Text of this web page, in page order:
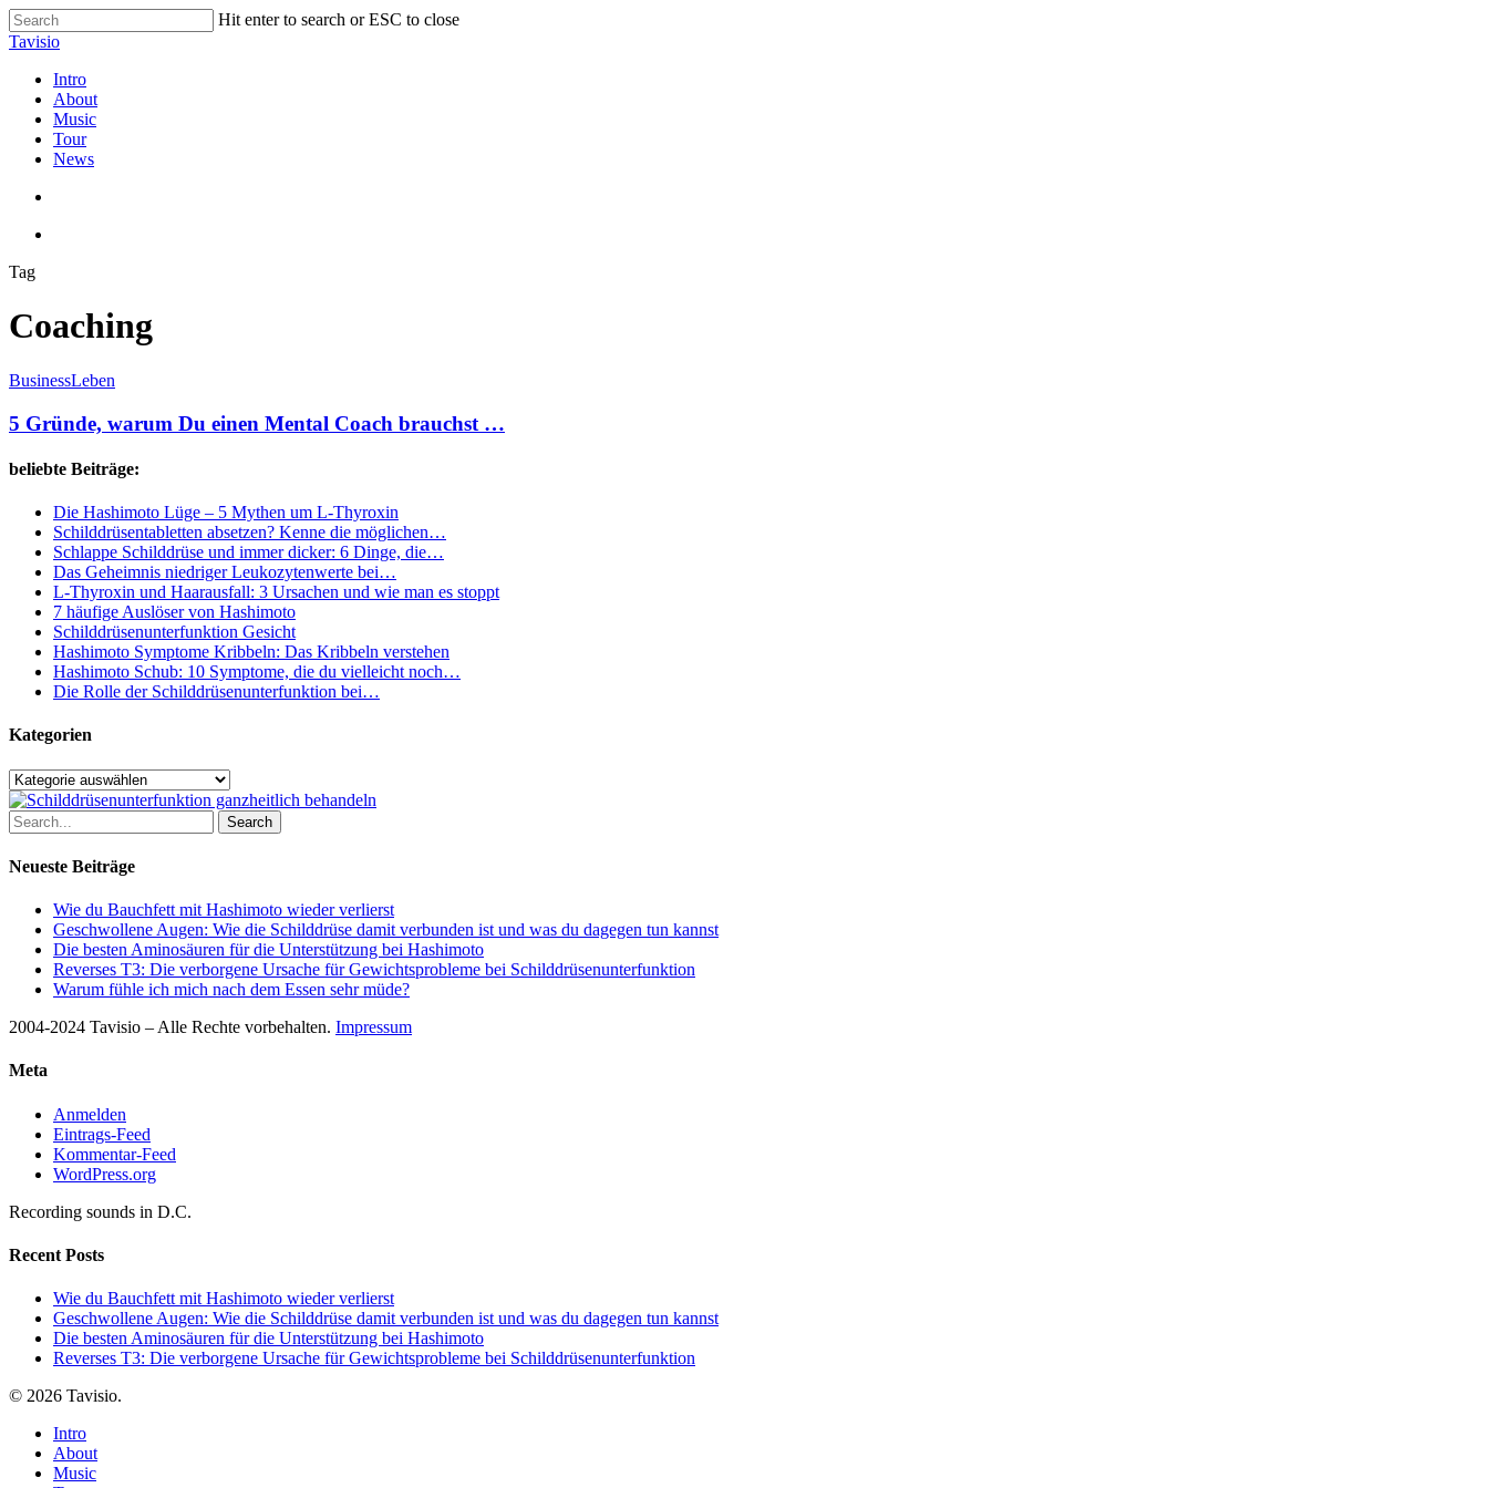
Skip
to
content
Hit enter to search or ESC to close
Close
Tavisio
search
Menu
Intro
About
Music
Tour
News
Tag
Coaching
5
warum
Du
einen
Mental
brauchst
BusinessLeben
5 Gründe, warum Du einen Mental Coach brauchst …
beliebte Beiträge:
Die Hashimoto Lüge – 5 Mythen um L-Thyroxin
Schilddrüsentabletten absetzen? Kenne die möglichen…
Schlappe Schilddrüse und immer dicker: 6 Dinge, die…
Das Geheimnis niedriger Leukozytenwerte bei…
L-Thyroxin und Haarausfall: 3 Ursachen und wie man es stoppt
7 häufige Auslöser von Hashimoto
Schilddrüsenunterfunktion Gesicht
Hashimoto Symptome Kribbeln: Das Kribbeln verstehen
Hashimoto Schub: 10 Symptome, die du vielleicht noch…
Die Rolle der Schilddrüsenunterfunktion bei…
Kategorien
Kategorien
Search
Neueste Beiträge
Wie du Bauchfett mit Hashimoto wieder verlierst
Geschwollene Augen: Wie die Schilddrüse damit verbunden ist und was du dagegen tun kannst
Die besten Aminosäuren für die Unterstützung bei Hashimoto
Reverses T3: Die verborgene Ursache für Gewichtsprobleme bei Schilddrüsenunterfunktion
Warum fühle ich mich nach dem Essen sehr müde?
2004-2024 Tavisio – Alle Rechte vorbehalten. Impressum
Meta
Anmelden
Eintrags-Feed
Kommentar-Feed
WordPress.org
Recording sounds in D.C.
Recent Posts
Wie du Bauchfett mit Hashimoto wieder verlierst
Geschwollene Augen: Wie die Schilddrüse damit verbunden ist und was du dagegen tun kannst
Die besten Aminosäuren für die Unterstützung bei Hashimoto
Reverses T3: Die verborgene Ursache für Gewichtsprobleme bei Schilddrüsenunterfunktion
© 2026 Tavisio.
Close
Menu
Intro
About
Music